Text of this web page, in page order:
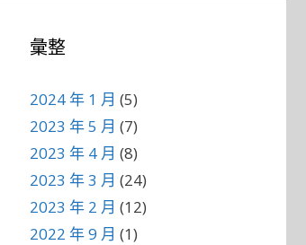
彙整
2024 年 1 月 (5)
2023 年 5 月 (7)
2023 年 4 月 (8)
2023 年 3 月 (24)
2023 年 2 月 (12)
2022 年 9 月 (1)